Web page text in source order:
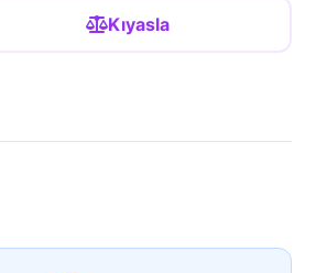
Kıyasla